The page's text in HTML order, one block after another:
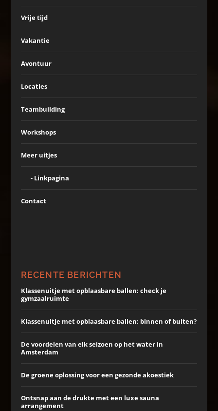
Vrije tijd
Vakantie
Avontuur
Locaties
Teambuilding
Workshops
Meer uitjes
Linkpagina
Contact
RECENTE BERICHTEN
Klassenuitje met opblaasbare ballen: check je
gymzaalruimte
Klassenuitje met opblaasbare ballen: binnen of buiten?
De voordelen van elk seizoen op het water in
Amsterdam
De groene oplossing voor een gezonde akoestiek
Ontsnap aan de drukte met een luxe sauna
arrangement